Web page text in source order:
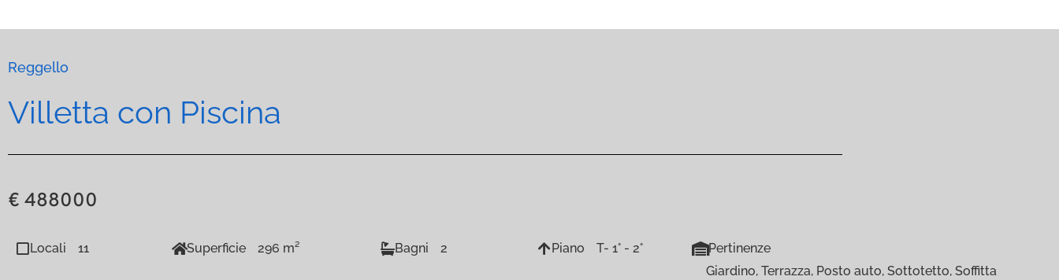
Reggello
Villetta con Piscina
€ 488000
Locali 11 Superficie 296 m² Bagni 2 Piano T- 1° - 2°
Pertinenze
Giardino, Terrazza, Posto auto, Sottotetto, Soffitta